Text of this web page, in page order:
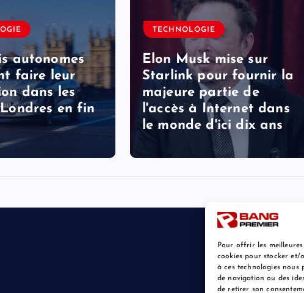
Pour offrir les meilleures
cookies pour stocker et/
à ces technologies nous
de navigation ou des
de retirer son
autonomes
faire leur
dans les
en fin
TECHNOLOGIE
Elon Musk mise sur
Starlink pour fournir la
majeure partie de
l'accès à Internet dans
le monde d'ici dix ans